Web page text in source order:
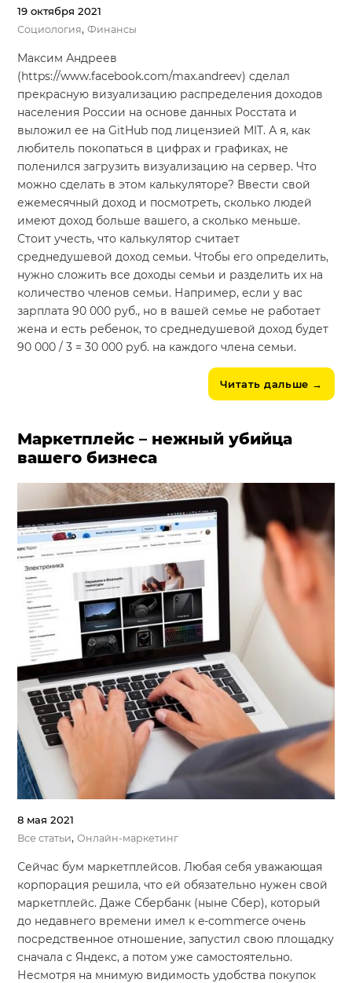
19 октября 2021
Социология,Финансы
Максим Андреев
(https://www.facebook.com/max.andreev) cделал
прекрасную визуализацию распределения доходов
населения России на основе данных Росстата и
выложил ее на GitHub под лицензией MIT. А я, как
любитель покопаться в цифрах и графиках, не
поленился загрузить визуализацию на сервер. Что
можно сделать в этом калькуляторе? Ввести свой
ежемесячный доход и посмотреть, сколько людей
имеют доход больше вашего, а сколько меньше.
Стоит учесть, что калькулятор считает
среднедушевой доход семьи. Чтобы его определить,
нужно сложить все доходы семьи и разделить их на
количество членов семьи. Например, если у вас
зарплата 90 000 руб., но в вашей семье не работает
жена и есть ребенок, то среднедушевой доход будет
90 000 / 3 = 30 000 руб. на каждого члена семьи.
Читать дальше →
Маркетплейс – нежный убийца
вашего бизнеса
8 мая 2021
Все статьи,Онлайн-маркетинг
Сейчас бум маркетплейсов. Любая себя уважающая
корпорация решила, что ей обязательно нужен свой
маркетплейс. Даже Сбербанк (ныне Сбер), который
до недавнего времени имел к e-commerce очень
посредственное отношение, запустил свою площадку
сначала с Яндекс, а потом уже самостоятельно.
Несмотря на мнимую видимость удобства покупок